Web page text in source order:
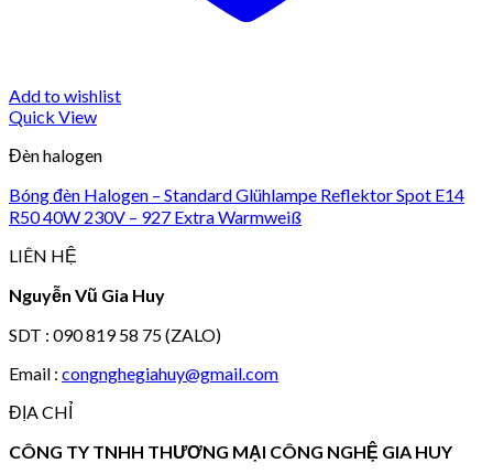
Add to wishlist
Quick View
Đèn halogen
Bóng đèn Halogen – Standard Glühlampe Reflektor Spot E14
R50 40W 230V – 927 Extra Warmweiß
LIÊN HỆ
Nguyễn Vũ Gia Huy
SDT : 090 819 58 75 (ZALO)
Email : congnghegiahuy@gmail.com
ĐỊA CHỈ
CÔNG TY TNHH THƯƠNG MẠI CÔNG NGHỆ GIA HUY